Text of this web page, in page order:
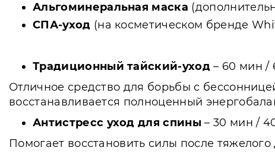
Альгоминеральная маска
СПА-уход (на косметическом бренде
Традиционный тайский-уход – 60 мин /
Отличное средство для борьбы с
восстанавливается полноценный
Антистресс уход для спины – 30 мин /
Помогает восстановить силы после